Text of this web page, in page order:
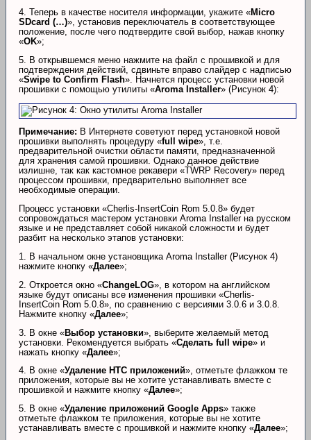
4. Теперь в качестве носителя информации, укажите «Micro
SDcard (…)», установив переключатель в соответствующее
положение, после чего подтвердите свой выбор, нажав кнопку
«OK»;
5. В открывшемся меню нажмите на файл с прошивкой и для
подтверждения действий, сдвиньте вправо слайдер с надписью
«Swipe to Confirm Flash». Начнется процесс установки новой
прошивки с помощью утилиты «Aroma Installer» (Рисунок 4):
Примечание: В Интернете советуют перед установкой новой
прошивки выполнять процедуру «full wipe», т.е.
предварительной очистки области памяти, предназначенной
для хранения самой прошивки. Однако данное действие
излишне, так как кастомное рекавери «TWRP Recovery» перед
процессом прошивки, предварительно выполняет все
необходимые операции.
Процесс установки «Cherlis-InsertCoin Rom 5.0.8» будет
сопровождаться мастером установки Aroma Installer на русском
языке и не представляет собой никакой сложности и будет
разбит на несколько этапов установки:
1. В начальном окне установщика Aroma Installer (Рисунок 4)
нажмите кнопку «Далее»;
2. Откроется окно «ChangeLOG», в котором на английском
языке будут описаны все изменения прошивки «Cherlis-
InsertCoin Rom 5.0.8», по сравнению с версиями 3.0.6 и 3.0.8.
Нажмите кнопку «Далее»;
3. В окне «Выбор установки», выберите желаемый метод
установки. Рекомендуется выбрать «Сделать full wipe» и
нажать кнопку «Далее»;
4. В окне «Удаление HTC приложений», отметьте флажком те
приложения, которые вы не хотите устанавливать вместе с
прошивкой и нажмите кнопку «Далее»;
5. В окне «Удаление приложений Google Apps» также
отметьте флажком те приложения, которые вы не хотите
устанавливать вместе с прошивкой и нажмите кнопку «Далее»;